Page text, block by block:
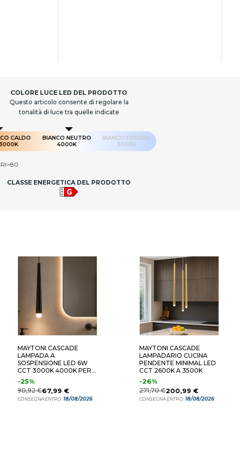
COLORE LUCE LED DEL PRODOTTO
Questo articolo consente di regolare la
tonalità di luce tra quelle indicate
CALDO
3000K
BIANCO NEUTRO
4000K
BIANCO FREDDO
5500K
CLASSE ENERGETICA DEL PRODOTTO
MAYTONI CASCADE
LAMPADA A
SOSPENSIONE LED 6W
CCT 3000K 4000K PER
BAGNO
-25%
90,92 €67,99 €
CONSEGNA ENTRO:18/08/2026
MAYTONI CASCADE
LAMPADARIO CUCINA
PENDENTE MINIMAL LED
CCT 2600K A 3500K
-26%
271,70 €200,99 €
CONSEGNA ENTRO:18/08/2026